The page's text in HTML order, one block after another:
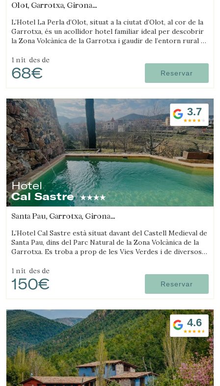
Olot, Garrotxa, Girona
L’Hotel La Perla d’Olot, situat a la ciutat d’Olot, al cor de la
Garrotxa, és un acollidor hotel familiar ideal per descobrir
la Zona Volcànica de la Garrotxa i gaudir de l’entorn rural de
1 nit des de
68€ Reservar
3.7
Hotel
Cal Sastre
Santa Pau, Garrotxa, Girona
L’Hotel Cal Sastre està situat davant del Castell Medieval de
Santa Pau, dins del Parc Natural de la Zona Volcànica de la
Garrotxa. Es troba a prop de les Vies Verdes i de diversos
1 nit des de
150€ Reservar
4.6